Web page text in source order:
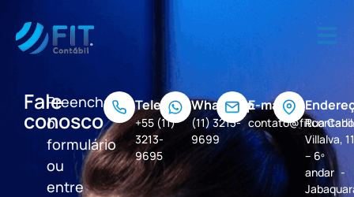
Fale
conosco
Preencha
o
formulário
ou
entre
Telefone
+55 (11)
3213-
9695
Whatsapp
(11) 3213-
9699
E-mail
Rua
Villalva,
– 6º
andar -